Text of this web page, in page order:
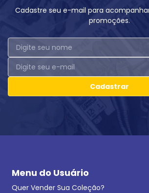
Cadastre seu e-mail para
promoções.
Cadastrar
Menu do Usuário
Quer Vender Sua Coleção?